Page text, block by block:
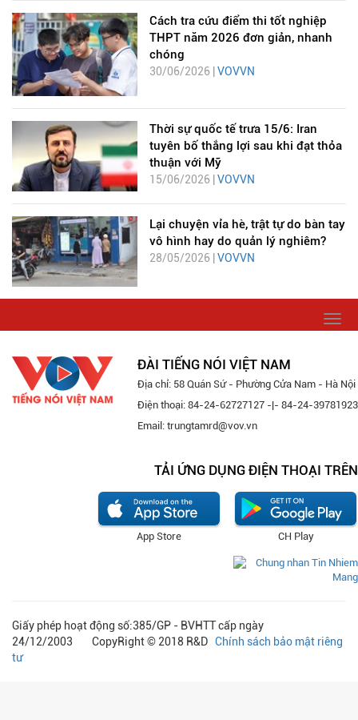
Cách tra cứu điểm thi tốt nghiệp
THPT năm 2026 đơn giản, nhanh
chóng
30/06/2026 | VOVVN
Thời sự quốc tế trưa 15/6: Iran
tuyên bố thắng lợi sau khi đạt thỏa
thuận với Mỹ
15/06/2026 | VOVVN
Lại chuyện vỉa hè, trật tự do bàn tay
vô hình hay do quản lý nghiêm?
28/05/2026 | VOVVN
ĐÀI TIẾNG NÓI VIỆT NAM
Địa chỉ: 58 Quán Sứ - Phường Cửa Nam - Hà Nội
Điện thoại: 84-24-62727127 -|- 84-24-39781923
Email: trungtamrd@vov.vn
TẢI ỨNG DỤNG ĐIỆN THOẠI TRÊN
CH Play
App Store
Giấy phép hoạt động số:385/GP - BVHTT cấp ngày
24/12/2003 CopyRight © 2018 R&D Chính sách bảo mật riêng
tư